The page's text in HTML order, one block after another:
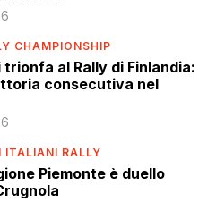
CHAMPIONSHIP
trionfa al Rally di Finlandia:
consecutiva nel
ITALIANI RALLY
Piemonte è duello